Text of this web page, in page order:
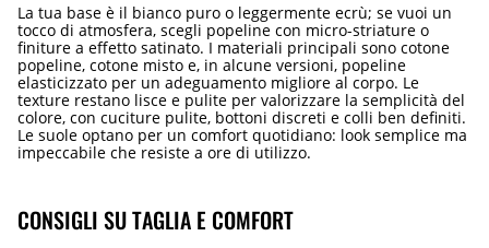
La tua base è il bianco puro o leggermente ecrù; se vuoi un
tocco di atmosfera, scegli popeline con micro-striature o
finiture a effetto satinato. I materiali principali sono cotone
popeline, cotone misto e, in alcune versioni, popeline
elasticizzato per un adeguamento migliore al corpo. Le
texture restano lisce e pulite per valorizzare la semplicità del
colore, con cuciture pulite, bottoni discreti e colli ben definiti.
Le suole optano per un comfort quotidiano: look semplice ma
impeccabile che resiste a ore di utilizzo.
CONSIGLI SU TAGLIA E COMFORT